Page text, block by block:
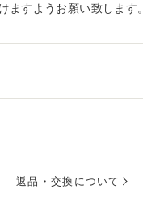
ますようお願い致します。
返品・交換について